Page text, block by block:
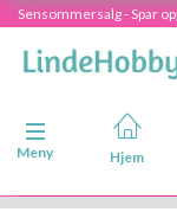
Sensommersalg - Spar
Veksle navigasjon
Meny
Hjem